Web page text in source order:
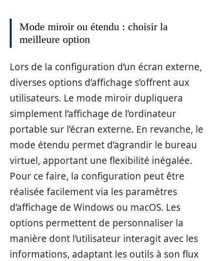
Mode miroir ou étendu : choisir la
meilleure option
Lors de la configuration d’un écran externe,
diverses options d’affichage s’offrent aux
utilisateurs. Le mode miroir dupliquera
simplement l’affichage de l’ordinateur
portable sur l’écran externe. En revanche, le
mode étendu permet d’agrandir le bureau
virtuel, apportant une flexibilité inégalée.
Pour ce faire, la configuration peut être
réalisée facilement via les paramètres
d’affichage de Windows ou macOS. Les
options permettent de personnaliser la
manière dont l’utilisateur interagit avec les
informations, adaptant les outils à son flux